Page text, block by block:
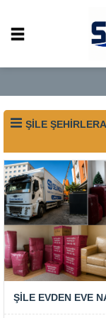
ŞILE
ŞILE EVDEN EVE